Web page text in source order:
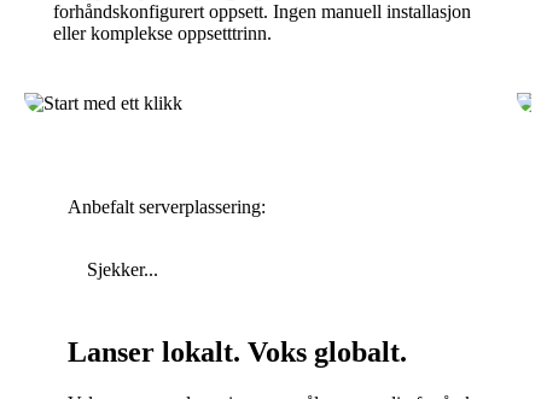
forhåndskonfigurert oppsett. Ingen manuell installasjon
eller komplekse oppsetttrinn.
Anbefalt serverplassering:
Sjekker...
Lanser lokalt. Voks globalt.